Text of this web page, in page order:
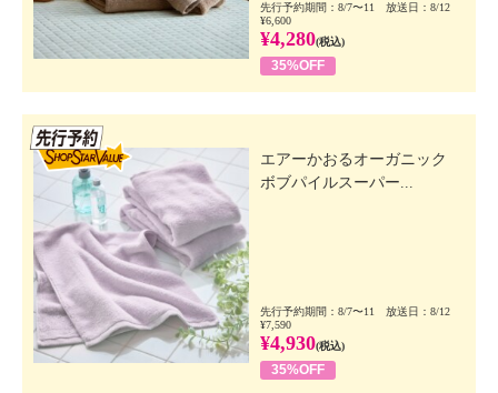
先行予約期間：8/7〜11 放送日：8/12
¥6,600
¥4,280(税込)
35%OFF
エアーかおるオーガニック
ボブパイルスーパー...
先行予約期間：8/7〜11 放送日：8/12
¥7,590
¥4,930(税込)
35%OFF